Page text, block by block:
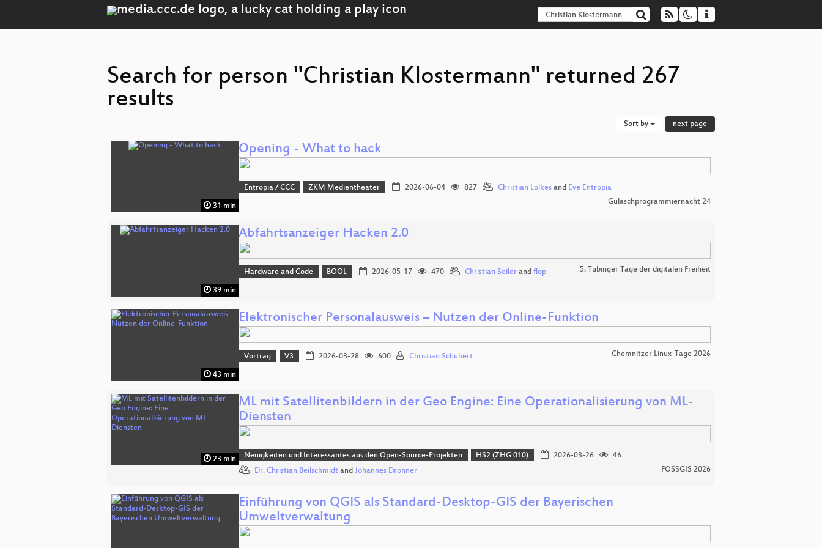
Search for person "Christian Klostermann" returned 267
results
Sort by next page
31 min
Opening - What to hack
Entropia / CCC ZKM Medientheater 2026-06-04 827 Christian Lölkesand Eve Entropia
Gulaschprogrammiernacht 24
39 min
Abfahrtsanzeiger Hacken 2.0
Hardware and Code BOOL 2026-05-17 470 Christian Seilerand flop 5. Tübinger Tage der digitalen Freiheit
43 min
Elektronischer Personalausweis – Nutzen der Online‑Funktion
Vortrag V3 2026-03-28 600 Christian Schubert Chemnitzer Linux-Tage 2026
23 min
ML mit Satellitenbildern in der Geo Engine: Eine Operationalisierung von ML-
Diensten
Neuigkeiten und Interessantes aus den Open-Source-Projekten HS2 (ZHG 010) 2026-03-26
46
Dr. Christian Beilschmidt and Johannes Drönner FOSSGIS 2026
Einführung von QGIS als Standard-Desktop-GIS der Bayerischen
Umweltverwaltung